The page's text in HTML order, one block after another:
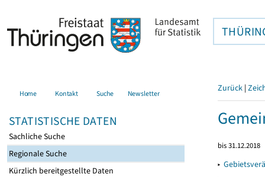
Home Kontakt Suche Newsletter
STATISTISCHE DATEN
Sachliche Suche
Regionale Suche
Kürzlich bereitgestellte Daten
Zurück |
bis 31.12.2018
▸